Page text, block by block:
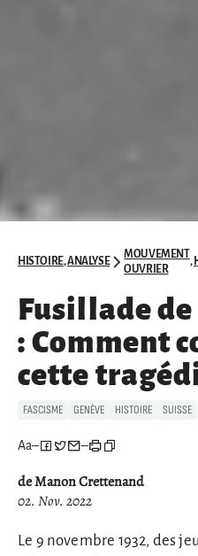
HISTOIRE,ANALYSE
MOUVEMENT
OUVRIER
,
Fusillade
: Comment
cette
FASCISME GENÈVE HISTOIRE SUISSE
Aa– –
de Manon Crettenand
02. Nov. 2022
Le 9 novembre 1932, des